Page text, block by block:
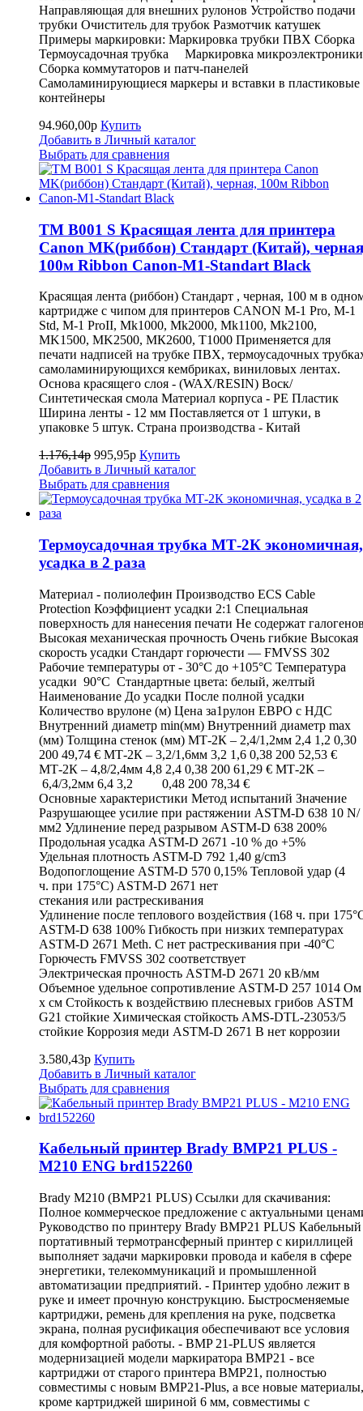
Направляющая для внешних рулонов Устройство подачи
трубки Очиститель для трубок Размотчик катушек
Примеры маркировки: Маркировка трубки ПВХ Сборка
Термоусадочная трубка Маркировка микроэлектроники
Сборка коммутаторов и патч-панелей
Самоламинирующиеся маркеры и вставки в пластиковые
контейнеры
94.960,00р Купить
Добавить в Личный каталог
Выбрать для сравнения
TM B001 S Красящая лента для принтера
Canon MK(риббон) Стандарт (Китай),
100м Ribbon Canon-M1-Standart Black
Красящая лента (риббон) Стандарт , черная, 100 м в
картридже с чипом для принтеров CANON M-1 Pro, M-1
Std, M-1 ProII, Mk1000, Mk2000, Mk1100, Mk2100,
MK1500, MK2500, МК2600, Т1000 Применяется для
печати надписей на трубке ПВХ, термоусадочных
самоламинирующихся кембриках, виниловых лентах.
Основа красящего слоя - (WAX/RESIN) Воск/
Синтетическая смола Материал корпуса - PE Пластик
Ширина ленты - 12 мм Поставляется от 1 штуки, в
упаковке 5 штук. Страна производства - Китай
1.176,14р 995,95р Купить
Добавить в Личный каталог
Выбрать для сравнения
Термоусадочная трубка МТ-2К экономичная,
усадка в 2 раза
Материал - полиолефин Производство ECS Cable
Protection Коэффициент усадки 2:1 Специальная
поверхность для нанесения печати Не содержат
Высокая механическая прочность Очень гибкие Высокая
скорость усадки Стандарт горючести — FMVSS 302
Рабочие температуры от - 30°C до +105°C Температура
усадки 90°C Стандартные цвета: белый, желтый
Наименование До усадки После полной усадки
Количество врулоне (м) Цена за1рулон ЕВРО с НДС
Внутренний диаметр min(мм) Внутренний диаметр max
(мм) Толщина стенок (мм) МТ-2К – 2,4/1,2мм 2,4 1,2 0,30
200 49,74 € МТ-2К – 3,2/1,6мм 3,2 1,6 0,38 200 52,53 €
МТ-2К – 4,8/2,4мм 4,8 2,4 0,38 200 61,29 € МТ-2К –
6,4/3,2мм 6,4 3,2 0,48 200 78,34 €
Основные характеристики Метод испытаний Значение
Разрушающее усилие при растяжении ASTM-D 638 10 N/
мм2 Удлинение перед разрывом ASTM-D 638 200%
Продольная усадка ASTM-D 2671 -10 % до +5%
Удельная плотность ASTM-D 792 1,40 g/cm3
Водопоглощение ASTM-D 570 0,15% Тепловой удар (4
ч. при 175°C) ASTM-D 2671 нет
стекания или растрескивания
Удлинение после теплового воздействия (168 ч. при
ASTM-D 638 100% Гибкость при низких температурах
ASTM-D 2671 Meth. C нет растрескивания при -40°C
Горючесть FMVSS 302 соответствует
Электрическая прочность ASTM-D 2671 20 кВ/мм
Объемное удельное сопротивление ASTM-D 257 1014 Ом
x см Стойкость к воздействию плесневых грибов ASTM
G21 стойкие Химическая стойкость AMS-DTL-23053/5
стойкие Коррозия меди ASTM-D 2671 B нет коррозии
3.580,43р Купить
Добавить в Личный каталог
Выбрать для сравнения
Кабельный принтер Brady BMP21 PLUS -
M210 ENG brd152260
Brady M210 (BMP21 PLUS) Ссылки для скачивания:
Полное коммерческое предложение с актуальными
Руководство по принтеру Brady BMP21 PLUS Кабельный
портативный термотрансферный принтер с кириллицей
выполняет задачи маркировки провода и кабеля в сфере
энергетики, телекоммуникаций и промышленной
автоматизации предприятий. - Принтер удобно лежит в
руке и имеет прочную конструкцию. Быстросменяемые
картриджи, ремень для крепления на руке, подсветка
экрана, полная русификация обеспечивают все условия
для комфортной работы. - BMP 21-PLUS является
модернизацией модели маркиратора ВМР21 - все
картриджи от старого принтера BMP21, полностью
совместимы с новым BMP21-Plus, а все новые материалы,
кроме картриджей шириной 6 мм, совместимы с